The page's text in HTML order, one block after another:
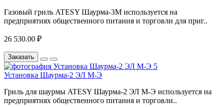
Газовый гриль ATESY Шаурма-3М используется на
предприятиях общественного питания и торговли для приг..
26 530.00 ₽
Заказать
Установка Шаурма-2 ЭЛ М-Э
Гриль для шаурмы ATESY Шаурма-2 ЭЛ М-Э используется на
предприятиях общественного питания и торговли..